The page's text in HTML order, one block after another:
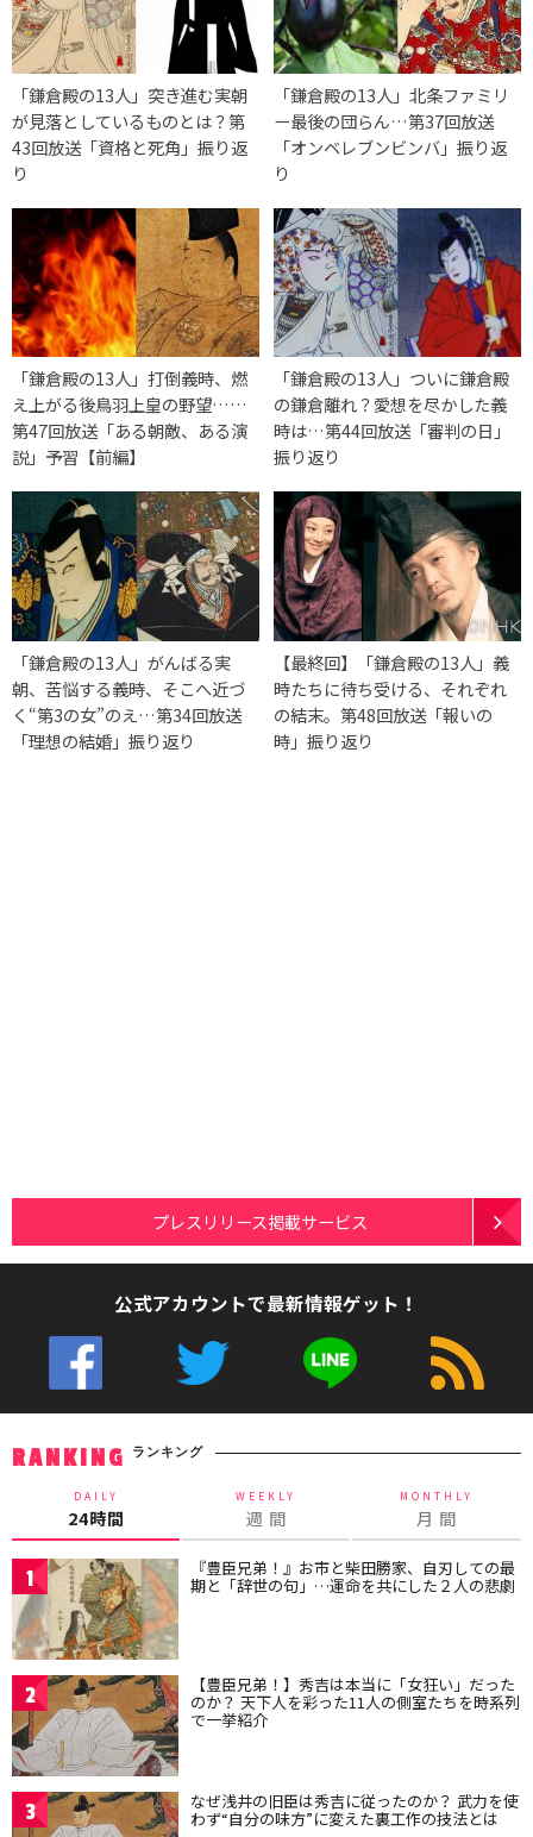
「鎌倉殿の13人」突き進む実朝
が見落としているものとは？第
43回放送「資格と死角」振り返
り
「鎌倉殿の13人」北条ファミリ
ー最後の団らん…第37回放送
「オンベレブンビンバ」振り返
り
「鎌倉殿の13人」打倒義時、燃
え上がる後鳥羽上皇の野望……
第47回放送「ある朝敵、ある演
説」予習【前編】
「鎌倉殿の13人」ついに鎌倉殿
の鎌倉離れ？愛想を尽かした義
時は…第44回放送「審判の日」
振り返り
「鎌倉殿の13人」がんばる実
朝、苦悩する義時、そこへ近づ
く“第3の女”のえ…第34回放送
「理想の結婚」振り返り
【最終回】「鎌倉殿の13人」義
時たちに待ち受ける、それぞれ
の結末。第48回放送「報いの
時」振り返り
プレスリリース掲載サービス
公式アカウントで最新情報ゲット！
RANKING ランキング
DAILY
24時間
WEEKLY
週 間
MONTHLY
月 間
1 『豊臣兄弟！』お市と柴田勝家、自刃しての最
期と「辞世の句」…運命を共にした２人の悲劇
2 【豊臣兄弟！】秀吉は本当に「女狂い」だった
のか？ 天下人を彩った11人の側室たちを時系列
で一挙紹介
3 なぜ浅井の旧臣は秀吉に従ったのか？ 武力を使
わず“自分の味方”に変えた裏工作の技法とは